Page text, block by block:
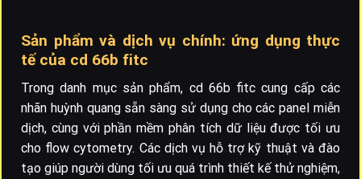
Sản phẩm và dịch vụ chính: ứng dụng thực
tế của cd 66b fitc
Trong danh mục sản phẩm, cd 66b fitc cung cấp các
nhãn huỳnh quang sẵn sàng sử dụng cho các panel miễn
dịch, cùng với phần mềm phân tích dữ liệu được tối ưu
cho flow cytometry. Các dịch vụ hỗ trợ kỹ thuật và đào
tạo giúp người dùng tối ưu quá trình thiết kế thử nghiệm,